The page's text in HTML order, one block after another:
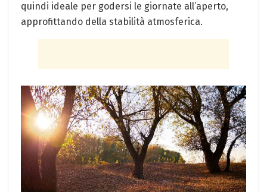
quindi ideale per godersi le giornate all’aperto,
approfittando della stabilità atmosferica.